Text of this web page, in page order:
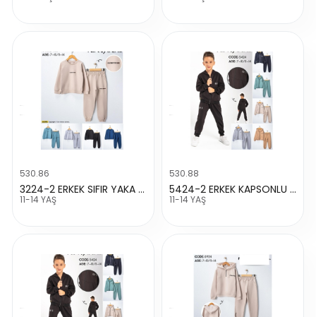
530.86
3224-2 ERKEK SIFIR YAKA BASKILI TAKIM
11-14 YAŞ
530.88
5424-2 ERKEK KAPSONLU FERMUARLI READY BASKILI TAKIM
11-14 YAŞ